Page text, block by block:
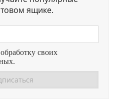
ящике.
своих